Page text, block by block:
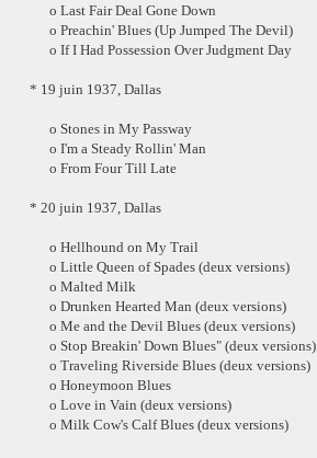
o Last Fair Deal Gone Down
o Preachin' Blues (Up Jumped The Devil)
o If I Had Possession Over Judgment Day
* 19 juin 1937, Dallas
o Stones in My Passway
o I'm a Steady Rollin' Man
o From Four Till Late
* 20 juin 1937, Dallas
o Hellhound on My Trail
o Little Queen of Spades (deux versions)
o Malted Milk
o Drunken Hearted Man (deux versions)
o Me and the Devil Blues (deux versions)
o Stop Breakin' Down Blues" (deux versions)
o Traveling Riverside Blues (deux versions)
o Honeymoon Blues
o Love in Vain (deux versions)
o Milk Cow's Calf Blues (deux versions)